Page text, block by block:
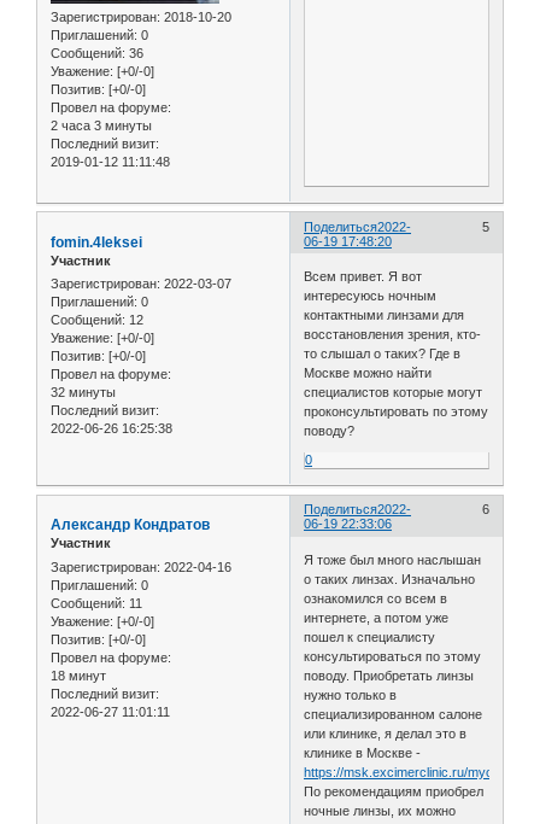
Зарегистрирован: 2018-10-20
Приглашений: 0
Сообщений: 36
Уважение: [+0/-0]
Позитив: [+0/-0]
Провел на форуме:
2 часа 3 минуты
Последний визит:
2019-01-12 11:11:48
Поделиться 5
2022-
06-19 17:48:20
fomin.4leksei
Участник
Зарегистрирован: 2022-03-07
Приглашений: 0
Сообщений: 12
Уважение: [+0/-0]
Позитив: [+0/-0]
Провел на форуме:
32 минуты
Последний визит:
2022-06-26 16:25:38
Всем привет. Я вот
интересуюсь ночным
контактными линзами для
восстановления зрения, кто-
то слышал о таких? Где в
Москве можно найти
специалистов которые могут
проконсультировать по этому
поводу?
0
Поделиться 6
2022-
06-19 22:33:06
Александр Кондратов
Участник
Зарегистрирован: 2022-04-16
Приглашений: 0
Сообщений: 11
Уважение: [+0/-0]
Позитив: [+0/-0]
Провел на форуме:
18 минут
Последний визит:
2022-06-27 11:01:11
Я тоже был много наслышан
о таких линзах. Изначально
ознакомился со всем в
интернете, а потом уже
пошел к специалисту
консультироваться по этому
поводу. Приобретать линзы
нужно только в
специализированном салоне
или клинике, я делал это в
клинике в Москве -
https://msk.excimerclinic.ru/myopia/
По рекомендациям приобрел
ночные линзы, их можно